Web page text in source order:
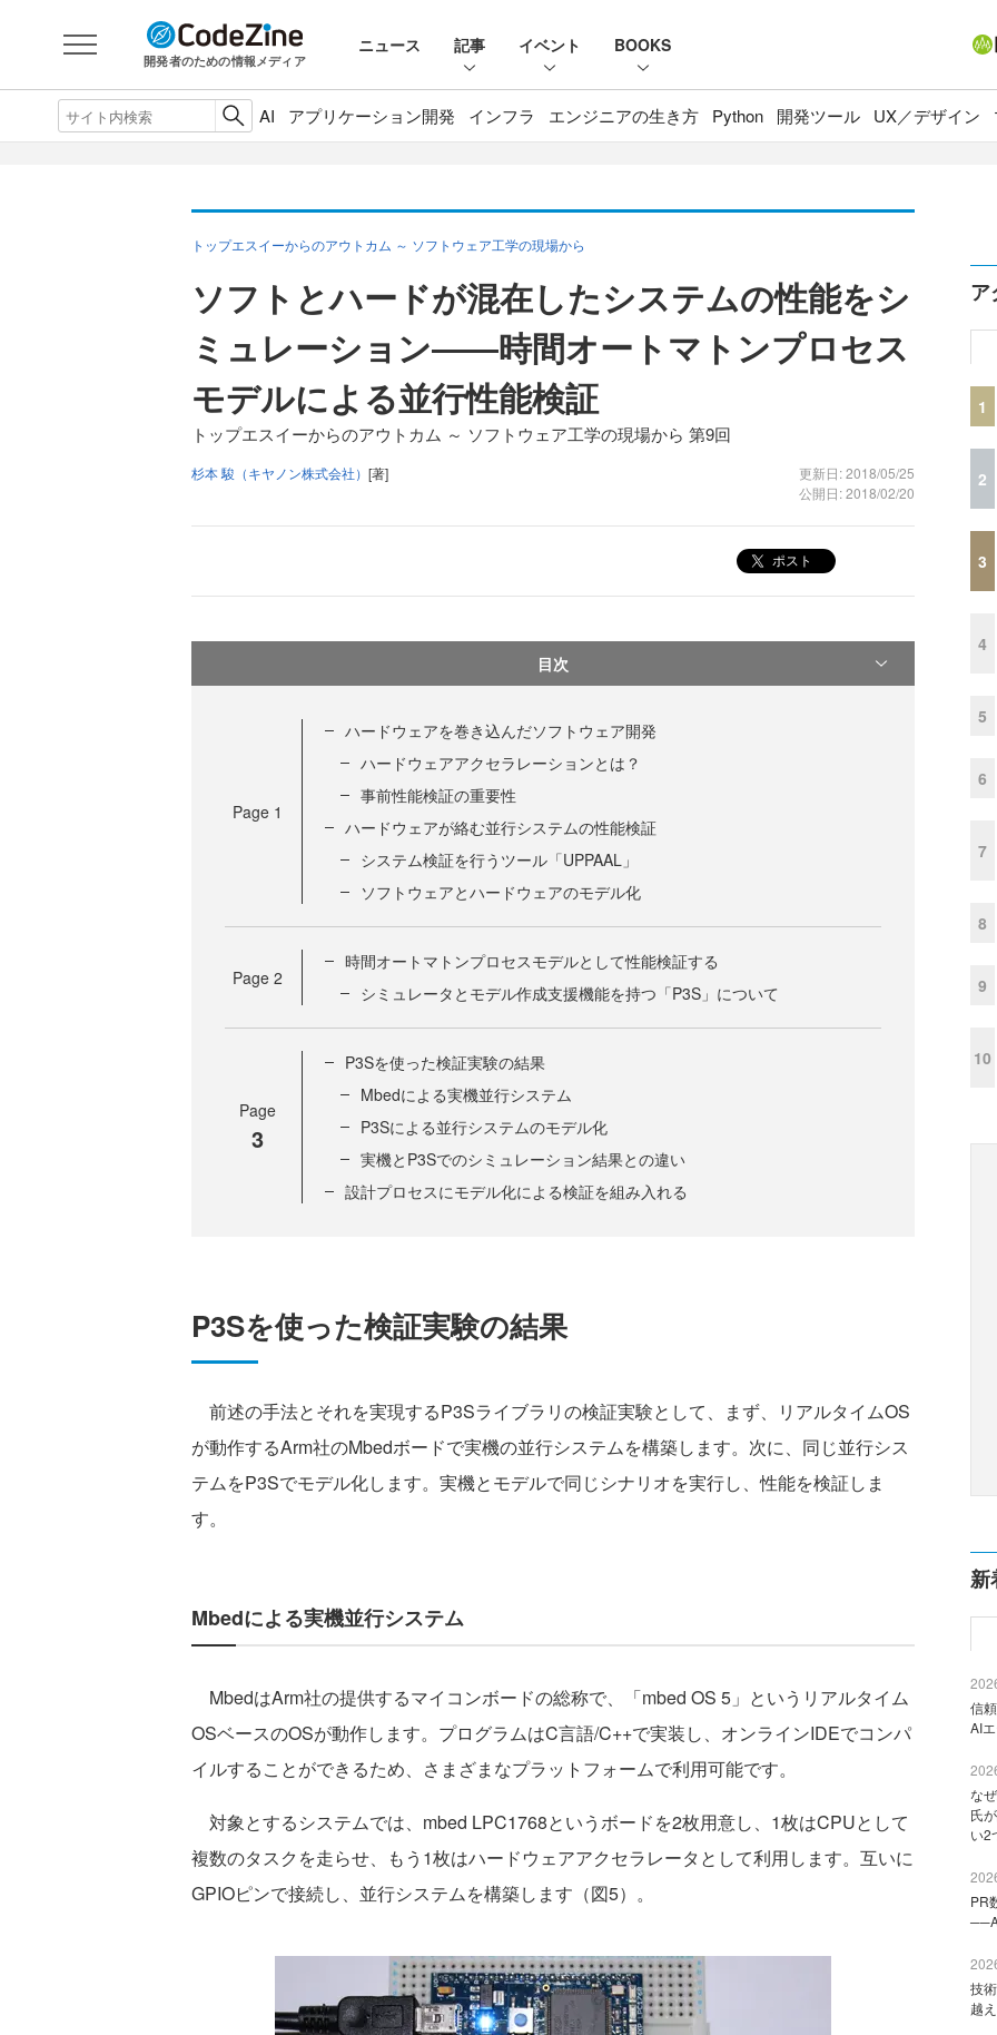
開発者のための情報メディア
ニュース 記事 イベント BOOKS
AI アプリケーション開発 インフラ エンジニアの生き方 Python 開発ツール UX／デザイン
トップエスイーからのアウトカム ～ ソフトウェア工学の現場から
ソフトとハードが混在したシステムの性能をシ
ミュレーション――時間オートマトンプロセス
モデルによる並行性能検証
トップエスイーからのアウトカム ～ ソフトウェア工学の現場から 第9回
杉本 駿（キヤノン株式会社） [著]
更新日: 2018/05/25
公開日: 2018/02/20
ポスト
目次
Page 1
ハードウェアを巻き込んだソフトウェア開発
ハードウェアアクセラレーションとは？
事前性能検証の重要性
ハードウェアが絡む並行システムの性能検証
システム検証を行うツール「UPPAAL」
ソフトウェアとハードウェアのモデル化
Page 2
時間オートマトンプロセスモデルとして性能検証する
シミュレータとモデル作成支援機能を持つ「P3S」について
Page
3
P3Sを使った検証実験の結果
Mbedによる実機並行システム
P3Sによる並行システムのモデル化
実機とP3Sでのシミュレーション結果との違い
設計プロセスにモデル化による検証を組み入れる
P3Sを使った検証実験の結果
前述の手法とそれを実現するP3Sライブラリの検証実験として、まず、リアルタイムOS
が動作するArm社のMbedボードで実機の並行システムを構築します。次に、同じ並行シス
テムをP3Sでモデル化します。実機とモデルで同じシナリオを実行し、性能を検証しま
す。
Mbedによる実機並行システム
MbedはArm社の提供するマイコンボードの総称で、「mbed OS 5」というリアルタイム
OSベースのOSが動作します。プログラムはC言語/C++で実装し、オンラインIDEでコンパ
イルすることができるため、さまざまなプラットフォームで利用可能です。
対象とするシステムでは、mbed LPC1768というボードを2枚用意し、1枚はCPUとして
複数のタスクを走らせ、もう1枚はハードウェアアクセラレータとして利用します。互いに
GPIOピンで接続し、並行システムを構築します（図5）。
ア
1
2
3
4
5
6
7
8
9
10
新
信
AI
な
氏
い2
PR
技
越